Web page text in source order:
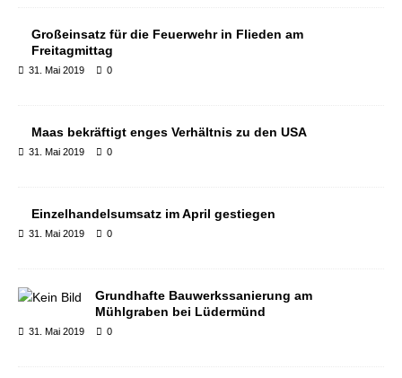
Großeinsatz für die Feuerwehr in Flieden am
Freitagmittag
31. Mai 2019 0
Maas bekräftigt enges Verhältnis zu den USA
31. Mai 2019 0
Einzelhandelsumsatz im April gestiegen
31. Mai 2019 0
Grundhafte Bauwerkssanierung am
Mühlgraben bei Lüdermünd
31. Mai 2019 0